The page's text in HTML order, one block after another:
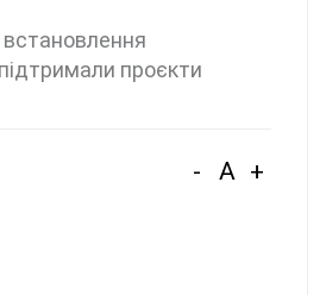
проєкти
- A +